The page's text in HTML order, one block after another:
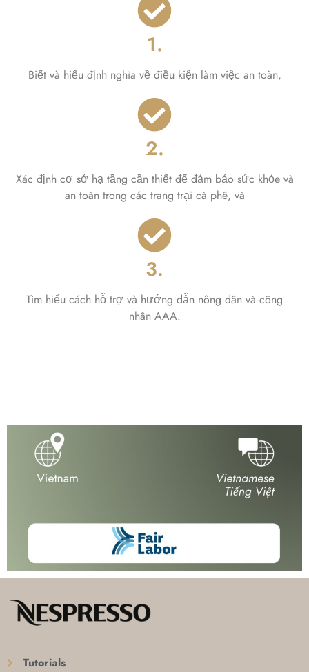
1.
Biết và hiểu định nghĩa về điều kiện làm việc an toàn,
2.
Xác định cơ sở hạ tầng cần thiết để đảm bảo sức khỏe và
an toàn trong các trang trại cà phê, và
3.
Tìm hiểu cách hỗ trợ và hướng dẫn nông dân và công
nhân AAA.
Tutorials